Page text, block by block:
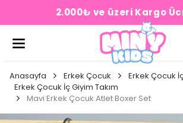
2.000₺ ve üzeri Kargo
Anasayfa Erkek Çocuk
Erkek Çocuk
Erkek Çocuk İç Giyim Takım
Mavi Erkek Çocuk Atlet Boxer Set